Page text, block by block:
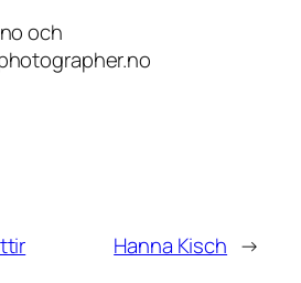
och
Hanna Kisch →